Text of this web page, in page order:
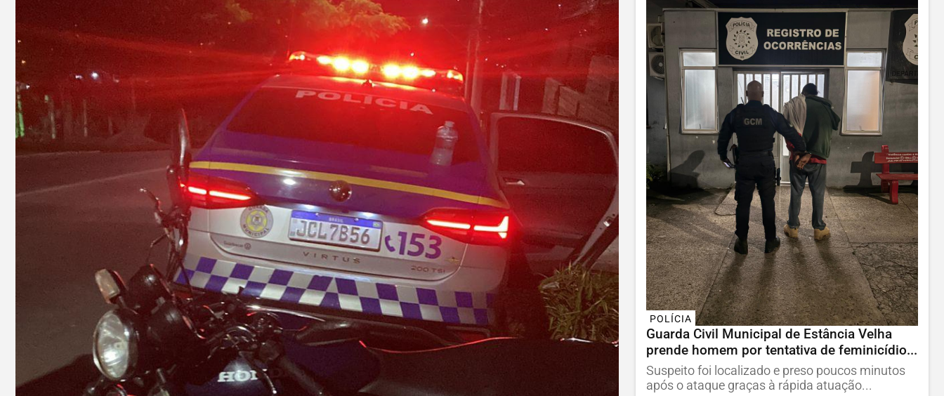
POLÍCIA
Guarda Civil Municipal de Estância Velha
prende homem por tentativa de feminicídio...
Suspeito foi localizado e preso poucos minutos
após o ataque graças à rápida atuação...